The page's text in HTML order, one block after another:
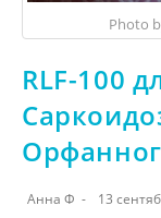
Photo
RLF-100
Анна Ф 13